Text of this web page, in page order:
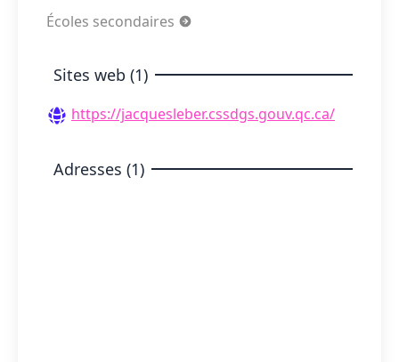
Écoles secondaires
Sites web (1)
https://jacquesleber.cssdgs.gouv.qc.ca/
Adresses (1)